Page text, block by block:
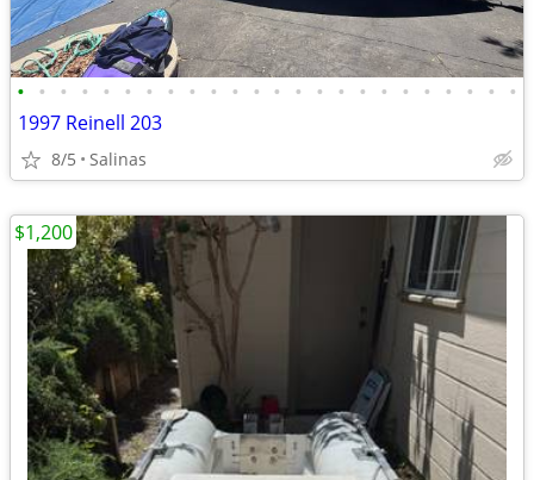
• • • • • • • • • • • • • • • • • • • • • • • •
1997 Reinell 203
8/5 Salinas
$1,200